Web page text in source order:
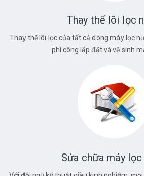
Thay thế lõi lọc
Thay thế lõi lọc của tất cả dòng máy lọc
phí công lắp đặt và vệ sinh
Sửa chữa máy